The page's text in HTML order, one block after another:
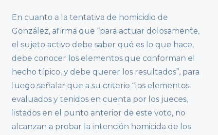
En cuanto a la tentativa de homicidio de
González, afirma que “para actuar dolosamente,
el sujeto activo debe saber qué es lo que hace,
debe conocer los elementos que conforman el
hecho típico, y debe querer los resultados”, para
luego señalar que a su criterio “los elementos
evaluados y tenidos en cuenta por los jueces,
listados en el punto anterior de este voto, no
alcanzan a probar la intención homicida de los